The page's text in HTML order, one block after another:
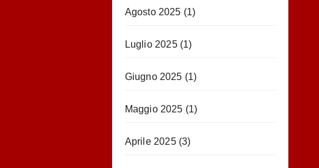
Agosto 2025 (1)
Luglio 2025(1)
Giugno 2025 (1)
Maggio 2025 (1)
Aprile 2025(3)